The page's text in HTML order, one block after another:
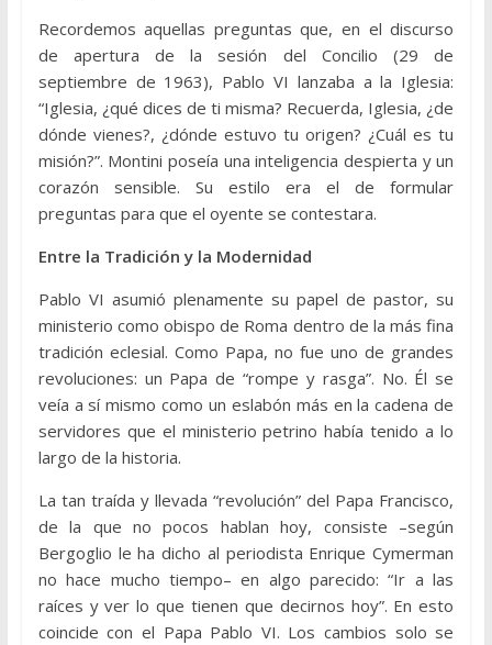
Recordemos aquellas preguntas que, en el discurso
de apertura de la sesión del Concilio (29 de
septiembre de 1963), Pablo VI lanzaba a la Iglesia:
“Iglesia, ¿qué dices de ti misma? Recuerda, Iglesia, ¿de
dónde vienes?, ¿dónde estuvo tu origen? ¿Cuál es tu
misión?”. Montini poseía una inteligencia despierta y un
corazón sensible. Su estilo era el de formular
preguntas para que el oyente se contestara.
Entre la Tradición y la Modernidad
Pablo VI asumió plenamente su papel de pastor, su
ministerio como obispo de Roma dentro de la más fina
tradición eclesial. Como Papa, no fue uno de grandes
revoluciones: un Papa de “rompe y rasga”. No. Él se
veía a sí mismo como un eslabón más en la cadena de
servidores que el ministerio petrino había tenido a lo
largo de la historia.
La tan traída y llevada “revolución” del Papa Francisco,
de la que no pocos hablan hoy, consiste –según
Bergoglio le ha dicho al periodista Enrique Cymerman
no hace mucho tiempo– en algo parecido: “Ir a las
raíces y ver lo que tienen que decirnos hoy”. En esto
coincide con el Papa Pablo VI. Los cambios solo se